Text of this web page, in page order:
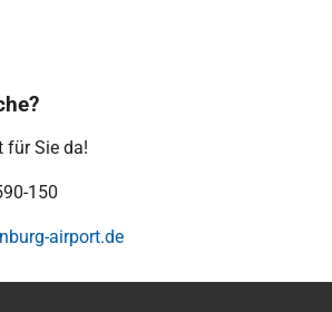
für Sie da!
150
airport.de